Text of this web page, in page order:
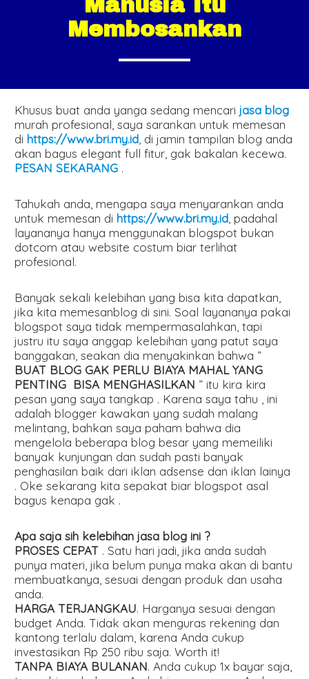
Manusia Itu
Membosankan
Khusus buat anda yanga sedang mencarijasa blog
murah profesional, saya sarankan untuk memesan
dihttps://www.bri.my.id , di jamin tampilan blog anda
akan bagus elegant full fitur, gak bakalan kecewa.
PESAN SEKARANG .
Tahukah anda, mengapa saya menyarankan anda
untuk memesan dihttps://www.bri.my.id , padahal
layananya hanya menggunakan blogspot bukan
dotcom atau website costum biar terlihat
profesional.
Banyak sekali kelebihan yang bisa kita dapatkan,
jika kita memesanblog di sini. Soal layananya pakai
blogspot saya tidak mempermasalahkan, tapi
justru itu saya anggap kelebihan yang patut saya
banggakan, seakan dia menyakinkan bahwa ”
BUAT BLOG GAK PERLU BIAYA MAHAL YANG
PENTING BISA MENGHASILKAN ” itu kira kira
pesan yang saya tangkap . Karena saya tahu , ini
adalah blogger kawakan yang sudah malang
melintang, bahkan saya paham bahwa dia
mengelola beberapa blog besar yang memeiliki
banyak kunjungan dan sudah pasti banyak
penghasilan baik dari iklan adsense dan iklan lainya
. Oke sekarang kita sepakat biar blogspot asal
bagus kenapa gak .
Apa saja sih kelebihan jasa blog ini ?
PROSES CEPAT . Satu hari jadi, jika anda sudah
punya materi, jika belum punya maka akan di bantu
membuatkanya, sesuai dengan produk dan usaha
anda.
HARGA TERJANGKAU. Harganya sesuai dengan
budget Anda. Tidak akan menguras rekening dan
kantong terlalu dalam, karena Anda cukup
investasikan Rp 250 ribu saja. Worth it!
TANPA BIAYA BULANAN. Anda cukup 1x bayar saja,